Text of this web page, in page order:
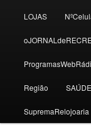
LOJAS
Região SAÚDE
SupremaRelojoaria